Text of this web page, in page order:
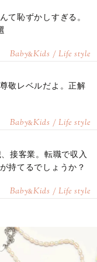
て恥ずかしすぎる。
Baby&Kids / Life style
敬レベルだよ。正解
Baby&Kids / Life style
接客業。転職で収入
持てるでしょうか？
Baby&Kids / Life style